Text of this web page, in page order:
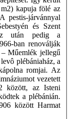
kapuja fölé az
pestis-járvánnyal
és Szent
után pedig a
ban renoválják
Műemlék jellegű
plébániaház, a
romjai. Az
vezetett
között, az Isteni
a plébánián.
között Harmat